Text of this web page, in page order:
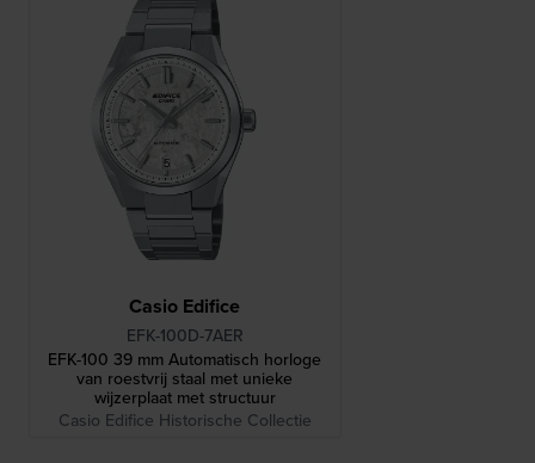
Casio Edifice
EFK-100D-7AER
EFK-100 39 mm Automatisch horloge
van roestvrij staal met unieke
wijzerplaat met structuur
Casio Edifice Historische Collectie